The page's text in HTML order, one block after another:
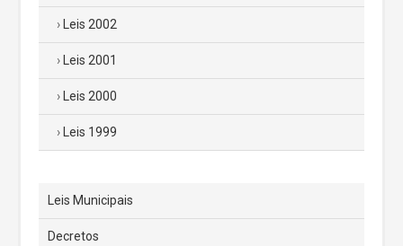
Leis 2002
Leis 2001
Leis 2000
Leis 1999
Leis Municipais
Decretos